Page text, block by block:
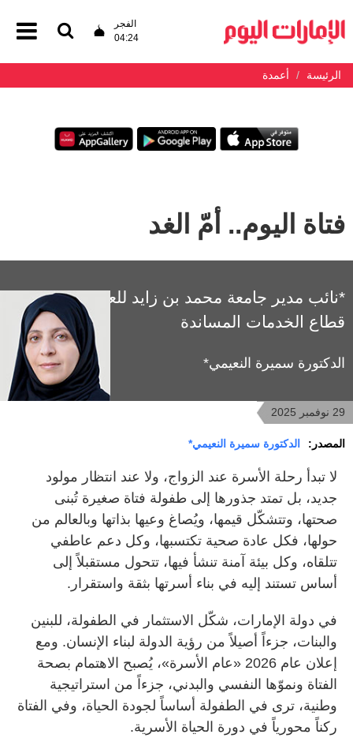
الفجر
04:24
الرئيسة أعمدة
فتاة اليوم.. أمّ الغد
*نائب مدير جامعة محمد بن زايد للعلوم الإنسانية -
قطاع الخدمات المساندة
الدكتورة سميرة النعيمي*
29 نوفمبر 2025
المصدر: الدكتورة سميرة النعيمي*
لا تبدأ رحلة الأسرة عند الزواج، ولا عند انتظار مولود
جديد، بل تمتد جذورها إلى طفولة فتاة صغيرة تُبنى
صحتها، وتتشكّل قيمها، ويُصاغ وعيها بذاتها وبالعالم من
حولها، فكل عادة صحية تكتسبها، وكل دعم عاطفي
تتلقاه، وكل بيئة آمنة تنشأ فيها، تتحول مستقبلاً إلى
أساس تستند إليه في بناء أسرتها بثقة واستقرار.
في دولة الإمارات، شكّل الاستثمار في الطفولة، للبنين
والبنات، جزءاً أصيلاً من رؤية الدولة لبناء الإنسان. ومع
إعلان عام 2026 «عام الأسرة»، يُصبح الاهتمام بصحة
الفتاة ونموّها النفسي والبدني، جزءاً من استراتيجية
وطنية، ترى في الطفولة أساساً لجودة الحياة، وفي الفتاة
ركناً محورياً في دورة الحياة الأسرية.